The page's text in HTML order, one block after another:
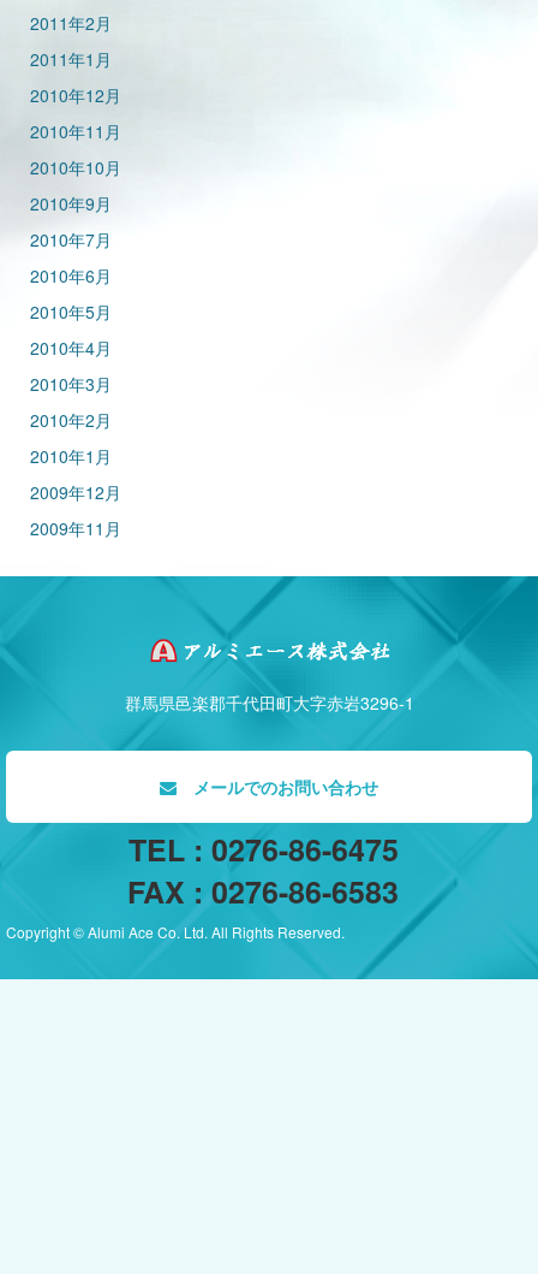
2011年2月
2011年1月
2010年12月
2010年11月
2010年10月
2010年9月
2010年7月
2010年6月
2010年5月
2010年4月
2010年3月
2010年2月
2010年1月
2009年12月
2009年11月
群馬県邑楽郡千代田町大字赤岩3296-1
メールでのお問い合わせ
TEL : 0276-86-6475
FAX : 0276-86-6583
Copyright © Alumi Ace Co. Ltd. All Rights Reserved.